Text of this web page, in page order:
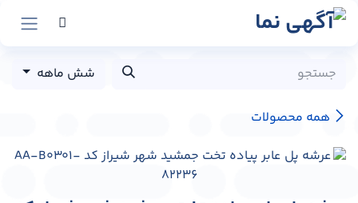
پرش به محتوا
همه محصولات
شش ماهه